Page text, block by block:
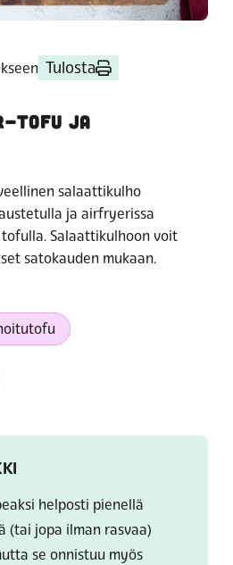
Tulosta
TOFU JA
salaattikulho
ja airfryerissa
Salaattikulhoon voit
satokauden mukaan.
helposti pienellä
(tai jopa ilman rasvaa)
se onnistuu myös